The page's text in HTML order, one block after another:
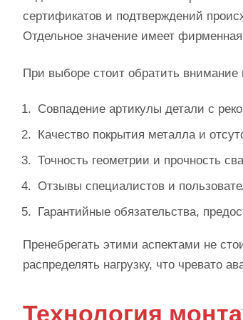
сертификатов и подтверждений
Отдельное значение имеет
При выборе стоит обратить внимание
Совпадение артикулы детали с
Качество покрытия металла и
Точность геометрии и прочность
Отзывы специалистов и
Гарантийные обязательства,
Пренебрегать этими аспектами не
распределять нагрузку, что чревато
Технология